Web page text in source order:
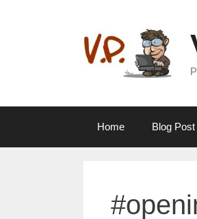
Home Blog Post